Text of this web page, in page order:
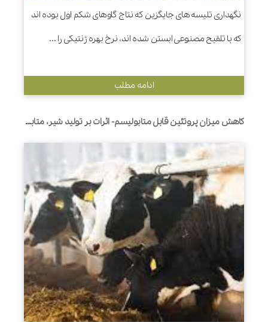
نگهداری تلیسه های جایگزین که نتاج گاوهای شکم اول بوده اند
که با تلقیح مصنوعی ابستن شده اند، نرخ بهره ژنتیکی را ...
ادامه مطلب
کاهش میزان پروتئین قابل متابولیسم- اثرات بر تولید شیر، متابولیت های خون و سلامت در گاوهای شیری اوایل شیردهی